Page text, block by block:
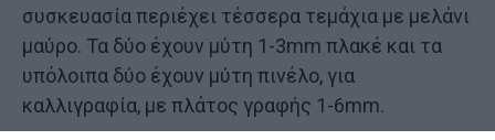
συσκευασία περιέχει τέσσερα τεμάχια με μελάνι
μαύρο. Τα δύο έχουν μύτη 1-3mm πλακέ και τα
υπόλοιπα δύο έχουν μύτη πινέλο, για
καλλιγραφία, με πλάτος γραφής 1-6mm.